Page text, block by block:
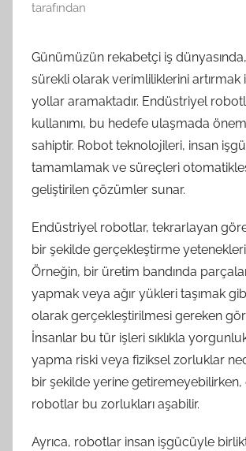
tarafından
Günümüzün rekabetçi iş
sürekli olarak verimliliklerini artırmak
yollar aramaktadır. Endüstriyel
kullanımı, bu hedefe ulaşmada
sahiptir. Robot teknolojileri, insan
tamamlamak ve süreçleri
geliştirilen çözümler sunar.
Endüstriyel robotlar, tekrarlayan
bir şekilde gerçekleştirme
Örneğin, bir üretim bandında
yapmak veya ağır yükleri taşımak
olarak gerçekleştirilmesi gereken
İnsanlar bu tür işleri sıklıkla
yapma riski veya fiziksel zorluklar
bir şekilde yerine
robotlar bu zorlukları aşabilir.
Ayrıca, robotlar insan işgücüyle